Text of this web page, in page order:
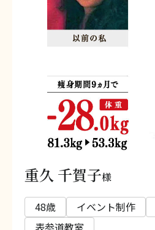
重久 千賀子様
48歳 イベント制作
表参道教室